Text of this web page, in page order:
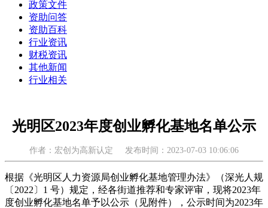
政策文件
资助问答
资助百科
行业资讯
财税资讯
其他新闻
行业相关
光明区2023年度创业孵化基地名单公示
作者：宏创为高新认定 发布时间：2023-07-03 10:06:06
根据《光明区人力资源局创业孵化基地管理办法》（深光人规
〔2022〕1 号）规定，经各街道推荐和专家评审，现将2023年
度创业孵化基地名单予以公示（见附件），公示时间为2023年